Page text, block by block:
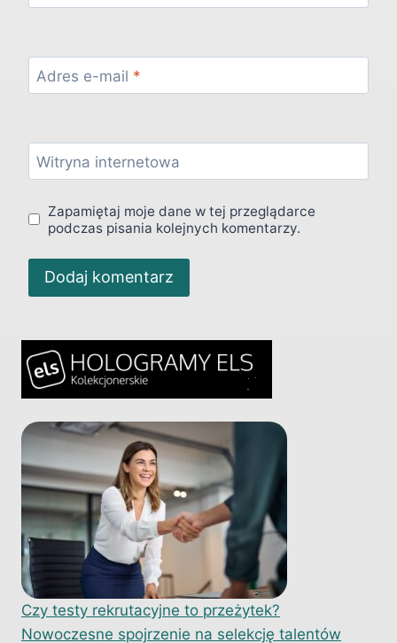
Adres e-mail *
Witryna internetowa
Zapamiętaj moje dane w tej przeglądarce
podczas pisania kolejnych komentarzy.
Czy testy rekrutacyjne to przeżytek?
Nowoczesne spojrzenie na selekcję talentów